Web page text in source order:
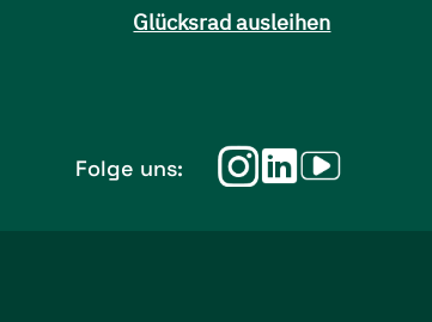
Glücksrad ausleihen
Folge uns: